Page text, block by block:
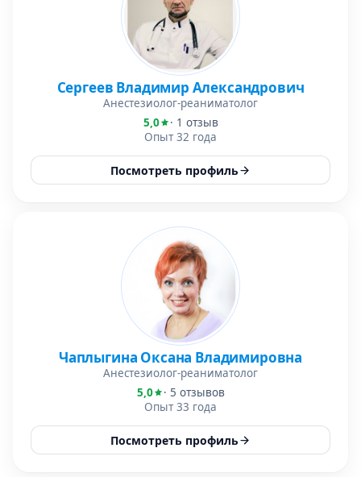
Сергеев Владимир Александрович
Анестезиолог-реаниматолог
5,0
· 1 отзыв
Опыт 32 года
Посмотреть профиль
Чаплыгина Оксана Владимировна
Анестезиолог-реаниматолог
5,0
· 5 отзывов
Опыт 33 года
Посмотреть профиль